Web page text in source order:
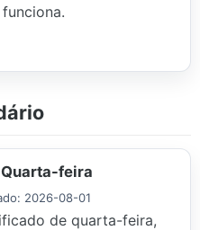
feira
2026-08-01
de quarta-feira,